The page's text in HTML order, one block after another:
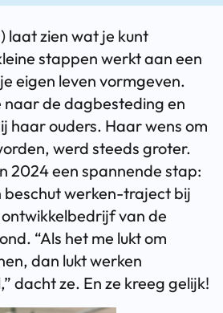
laat zien wat je kunt
stappen werkt aan een
eigen leven vormgeven.
naar de dagbesteding en
haar ouders. Haar wens om
werd steeds groter.
2024 een spannende stap:
beschut werken-traject bij
van de
“Als het me lukt om
dan lukt werken
dacht ze. En ze kreeg gelijk!